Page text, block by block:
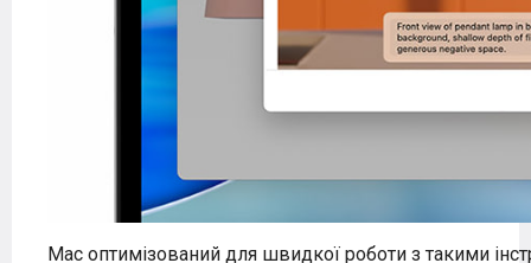
Mac оптимізований для швидкої роботи з такими